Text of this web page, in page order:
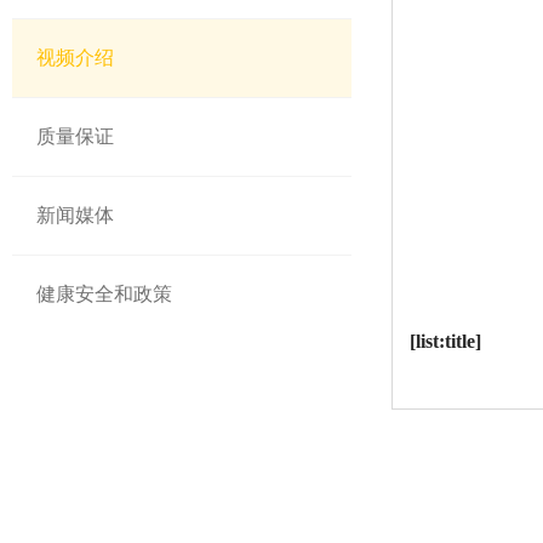
视频介绍
质量保证
新闻媒体
健康安全和政策
[list:title]